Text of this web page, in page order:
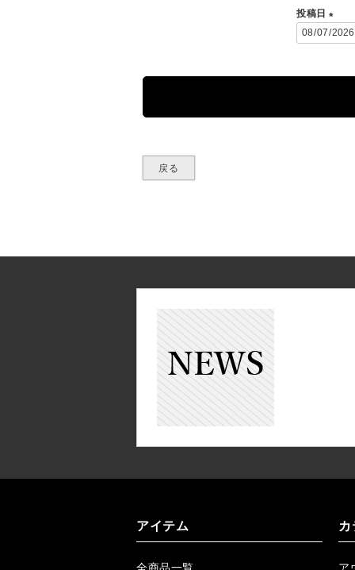
投稿日
(
戻る
アイテム
全商品一覧 ア